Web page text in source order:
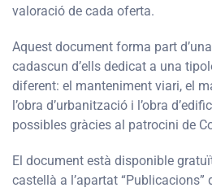
valoració de cada oferta.
Aquest document forma part
cadascun d’ells dedicat a una
diferent: el manteniment viari, el
l’obra d’urbanització i l’obra
possibles gràcies al patrocini de
El document està disponible
castellà a l’apartat “Publicacions”